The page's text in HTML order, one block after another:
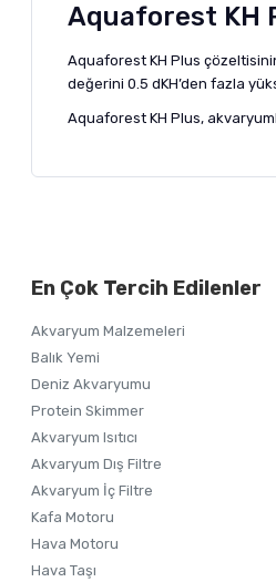
Aquaforest KH
Aquaforest KH Plus
değerini 0.5 dKH’den fazla
Aquaforest KH Plus,
Ürün açıklamasında eksik
Ürün fiyatı diğer sitelerden
Bu ürüne benzer farklı
En Çok Tercih Edilenler
Akvaryum Malzemeleri
Balık Yemi
Deniz Akvaryumu
Protein Skimmer
Akvaryum Isıtıcı
Akvaryum Dış Filtre
Akvaryum İç Filtre
Kafa Motoru
Hava Motoru
Hava Taşı